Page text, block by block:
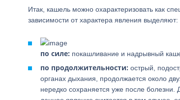
Итак, кашель можно охарактеризовать как
зависимости от характера явления выделяют:
по силе: покашливание и надрывный
по продолжительности: острый,
органах дыхания, продолжается около
нередко сохраняется уже после болезни.